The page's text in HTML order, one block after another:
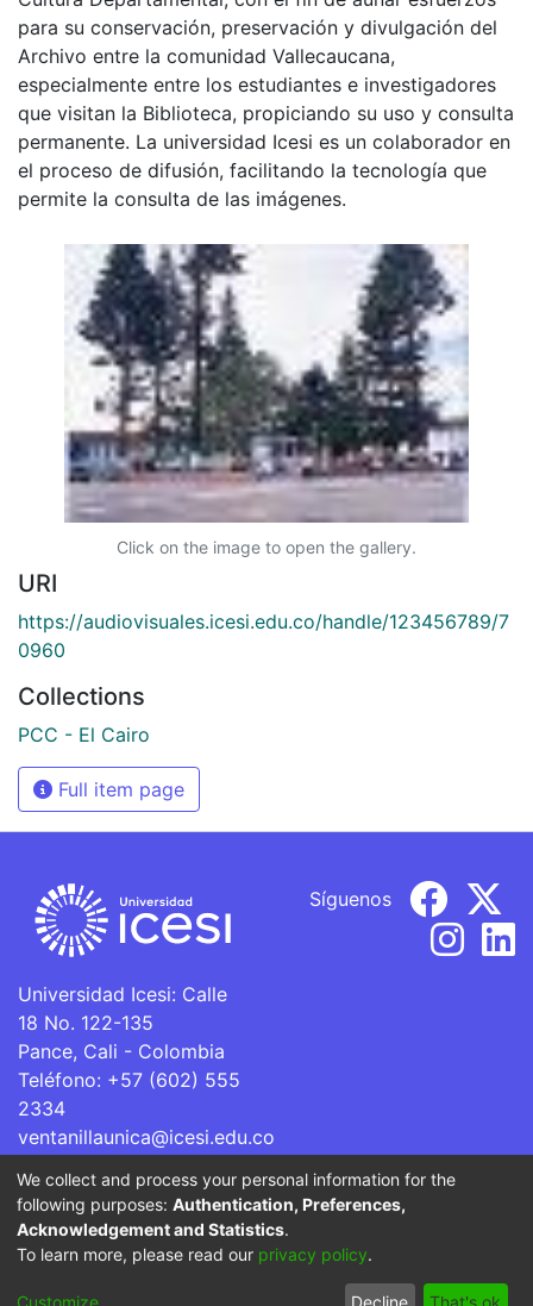
para su conservación, preservación y divulgación del
Archivo entre la comunidad Vallecaucana,
especialmente entre los estudiantes e investigadores
que visitan la Biblioteca, propiciando su uso y consulta
permanente. La universidad Icesi es un colaborador en
el proceso de difusión, facilitando la tecnología que
permite la consulta de las imágenes.
Click on the image to open the gallery.
URI
https://audiovisuales.icesi.edu.co/handle/123456789/7
0960
Collections
PCC - El Cairo
Full item page
Universidad Icesi: Calle
18 No. 122-135
Pance, Cali - Colombia
Teléfono: +57 (602) 555
2334
ventanillaunica@icesi.edu.co
Síguenos
La Universidad Icesi es una Institución de Educación
Superior que se encuentra sujeta a inspección y vigilancia
por parte del Ministerio de Educación Nacional.
Cookie End User Send
We collect and process your personal information for the
following purposes: Authentication, Preferences,
Acknowledgement and Statistics.
To learn more, please read our privacy policy.